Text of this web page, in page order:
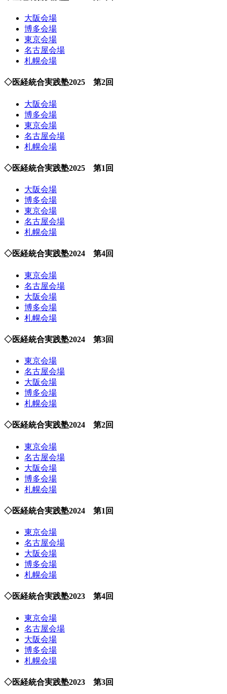
大阪会場
博多会場
東京会場
名古屋会場
札幌会場
◇医経統合実践塾2025 第2回
大阪会場
博多会場
東京会場
名古屋会場
札幌会場
◇医経統合実践塾2025 第1回
大阪会場
博多会場
東京会場
名古屋会場
札幌会場
◇医経統合実践塾2024 第4回
東京会場
名古屋会場
大阪会場
博多会場
札幌会場
◇医経統合実践塾2024 第3回
東京会場
名古屋会場
大阪会場
博多会場
札幌会場
◇医経統合実践塾2024 第2回
東京会場
名古屋会場
大阪会場
博多会場
札幌会場
◇医経統合実践塾2024 第1回
東京会場
名古屋会場
大阪会場
博多会場
札幌会場
◇医経統合実践塾2023 第4回
東京会場
名古屋会場
大阪会場
博多会場
札幌会場
◇医経統合実践塾2023 第3回